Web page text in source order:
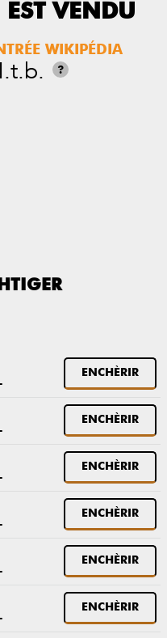
VENDU
WIKIPÉDIA
?
ENCHÈRIR
ENCHÈRIR
ENCHÈRIR
ENCHÈRIR
ENCHÈRIR
ENCHÈRIR